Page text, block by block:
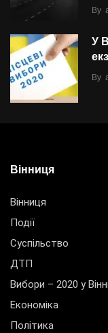
By
У
By
Вінниця
Вінниця
Події
Суспільство
ДТП
Вибори – 2020 у
Економіка
Політика